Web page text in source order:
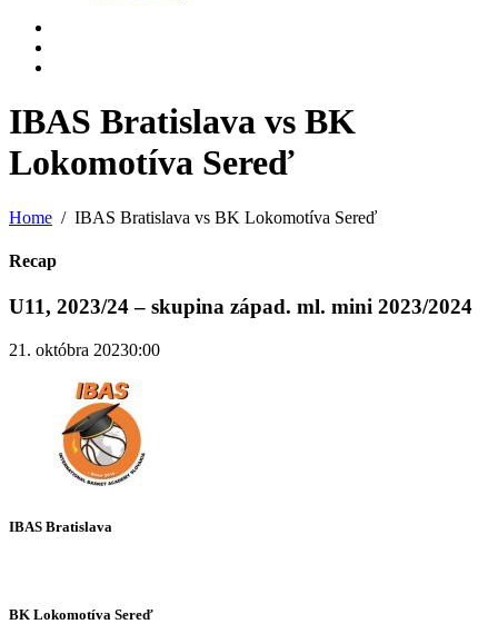
IBAS Bratislava vs BK
Lokomotíva Sereď
Home IBAS Bratislava vs BK Lokomotíva Sereď
Recap
U11, 2023/24 – skupina západ. ml. mini 2023/2024
21. októbra 20230:00
IBAS Bratislava
BK Lokomotíva Sereď